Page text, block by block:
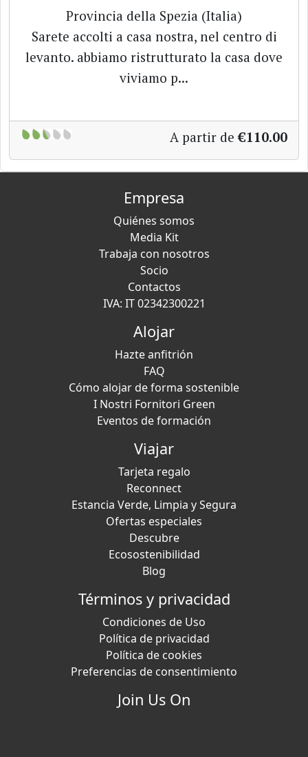
Provincia della Spezia (Italia)
Sarete accolti a casa nostra, nel centro di
levanto. abbiamo ristrutturato la casa dove
viviamo p...
A partir de €110.00
Empresa
Quiénes somos
Media Kit
Trabaja con nosotros
Socio
Contactos
IVA: IT 02342300221
Alojar
Hazte anfitrión
FAQ
Cómo alojar de forma sostenible
I Nostri Fornitori Green
Eventos de formación
Viajar
Tarjeta regalo
Reconnect
Estancia Verde, Limpia y Segura
Ofertas especiales
Descubre
Ecosostenibilidad
Blog
Términos y privacidad
Condiciones de Uso
Política de privacidad
Política de cookies
Preferencias de consentimiento
Join Us On